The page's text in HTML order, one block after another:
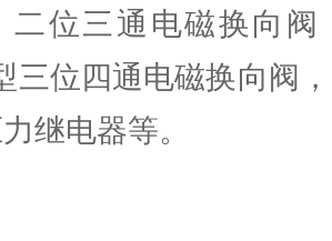
二位三通电磁换向阀
三位四通电磁换向阀
继电器等。